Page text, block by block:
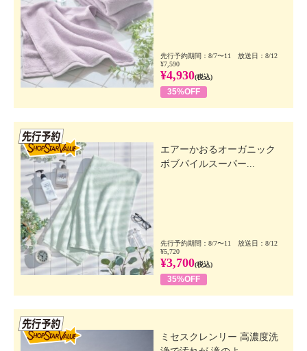
先行予約期間：8/7〜11 放送日：8/12
¥7,590
¥4,930(税込)
35%OFF
エアーかおるオーガニック
ボブパイルスーパー...
先行予約期間：8/7〜11 放送日：8/12
¥5,720
¥3,700(税込)
35%OFF
ミセスクレンリー 高濃度洗